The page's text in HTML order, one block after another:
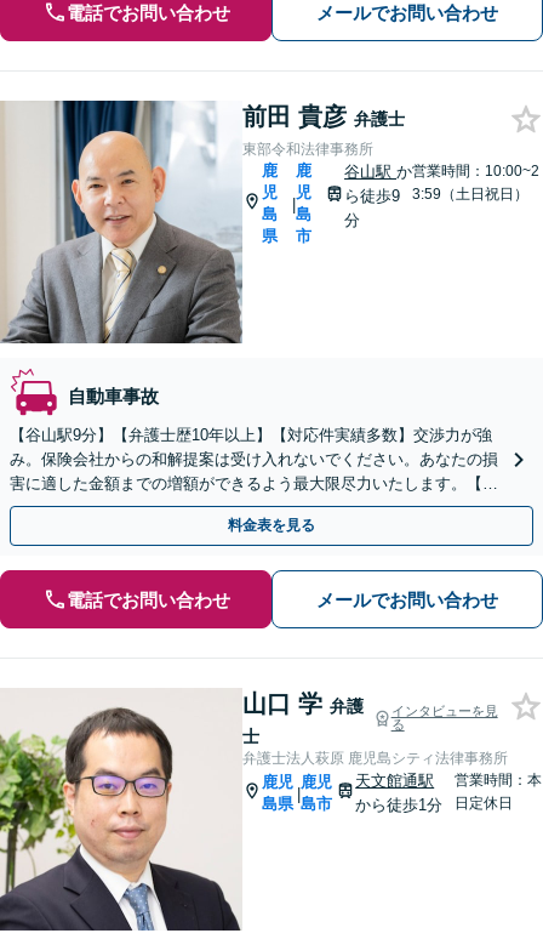
電話でお問い合わせ メールでお問い合わせ
前田 貴彦 弁護士
東部令和法律事務所
鹿
児
島
県
|
鹿
児
島
市
谷山駅か
ら徒歩9
分
営業時間：10:00~2
3:59（土日祝日）
自動車事故
【谷山駅9分】【弁護士歴10年以上】【対応件実績多数】交渉力が強
み。保険会社からの和解提案は受け入れないでください。あなたの損
害に適した金額までの増額ができるよう最大限尽力いたします。【初
回相談無料】【夜間・休日相談可】
料金表を見る
電話でお問い合わせ メールでお問い合わせ
山口 学 弁護
士
インタビューを見
る
弁護士法人萩原 鹿児島シティ法律事務所
鹿児
島県
|
鹿児
島市
天文館通駅
から徒歩1分
営業時間：本
日定休日